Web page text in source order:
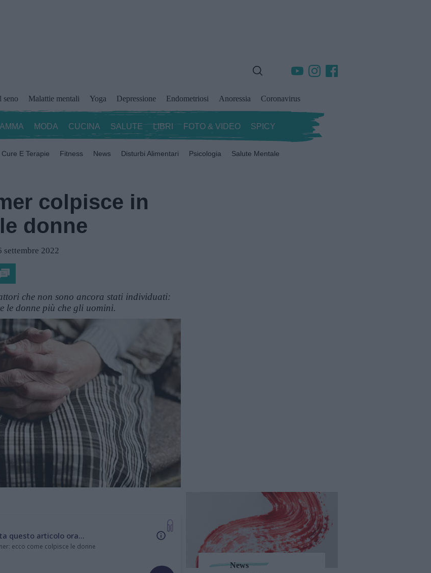
seno Malattie mentali Yoga Depressione Endometriosi Anoressia Coronavirus
MODA CUCINA SALUTE LIBRI FOTO & VIDEO SPICY
Cure E Terapie Fitness News Disturbi Alimentari Psicologia Salute Mentale
colpisce in
donne
2022
che non sono ancora stati individuati:
le donne più che gli uomini.
questo articolo ora...
ecco come colpisce le donne
News